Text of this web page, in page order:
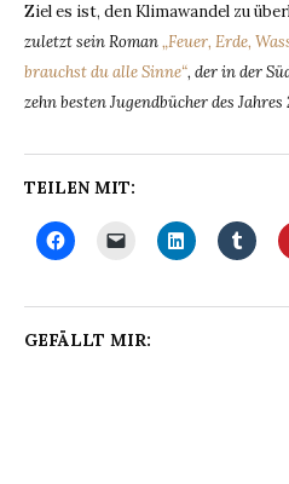
Ziel es ist, den Klimawandel zu
zuletzt sein Roman„Feuer, Erde,
brauchst du alle Sinne“, der in der
zehn besten Jugendbücher des
TEILEN MIT:
GEFÄLLT MIR: